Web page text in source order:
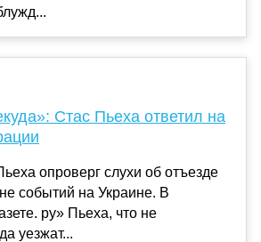
Стас Пьеха ответил на
опроверг слухи об отъезде
событий на Украине. В
ру» Пьеха, что не
уезжат...